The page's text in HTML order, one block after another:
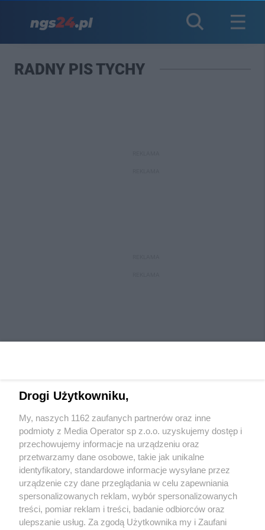
RADNY PIS TYCHY
Wydawca mediówlokalnych
Nie zapomnij
zapoznać się z:
polityką prywatności regulamin korzystania z portali
Twojemiasto Skontaktuj się z nami
Drogi Użytkowniku,
My, naszych 1162 zaufanych partnerów oraz inne
podmioty z Media Operator sp z.o.o. uzyskujemy dostęp i
przechowujemy informacje na urządzeniu oraz
przetwarzamy dane osobowe, takie jak unikalne
identyfikatory, standardowe informacje wysyłane przez
urządzenie czy dane przeglądania w celu zapewniania
spersonalizowanych reklam, wybór spersonalizowanych
treści, pomiar reklam i treści, badanie odbiorców oraz
ulepszanie usług. Za zgodą Użytkownika my i Zaufani